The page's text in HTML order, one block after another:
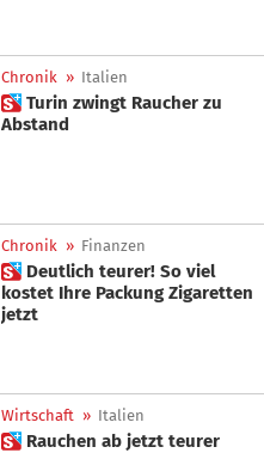
Chronik » Italien
 Turin zwingt Raucher zu
Abstand
Chronik » Finanzen
 Deutlich teurer! So viel
kostet Ihre Packung Zigaretten
jetzt
Wirtschaft » Italien
 Rauchen ab jetzt teurer